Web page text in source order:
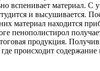
вспенивает материал. С
и высушивается.
материал находится
пенополистирол
продукция.
происходит